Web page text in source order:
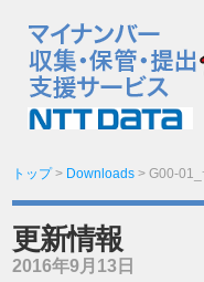
トップ> Downloads >G00-01_
更新情報
2016年9月13日